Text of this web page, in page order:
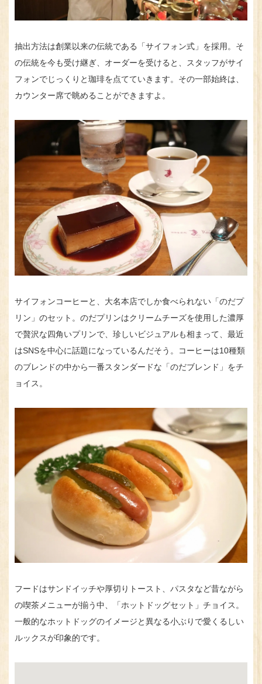
抽出方法は創業以来の伝統である「サイフォン式」を採用。そ
の伝統を今も受け継ぎ、オーダーを受けると、スタッフがサイ
フォンでじっくりと珈琲を点てていきます。その一部始終は、
カウンター席で眺めることができますよ。
サイフォンコーヒーと、大名本店でしか食べられない「のだプ
リン」のセット。のだプリンはクリームチーズを使用した濃厚
で贅沢な四角いプリンで、珍しいビジュアルも相まって、最近
はSNSを中心に話題になっているんだそう。コーヒーは10種類
のブレンドの中から一番スタンダードな「のだブレンド」をチ
ョイス。
フードはサンドイッチや厚切りトースト、パスタなど昔ながら
の喫茶メニューが揃う中、「ホットドッグセット」チョイス。
一般的なホットドッグのイメージと異なる小ぶりで愛くるしい
ルックスが印象的です。